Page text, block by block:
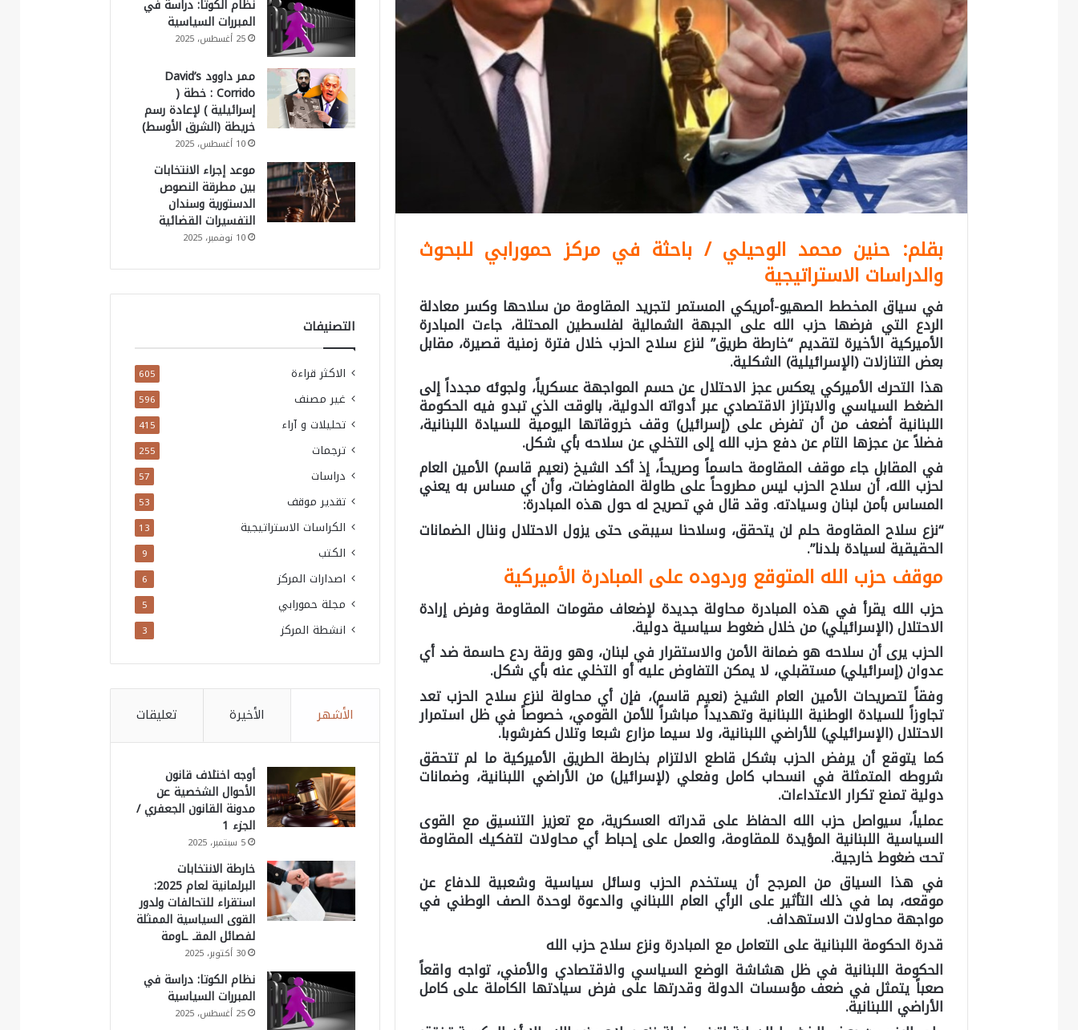
بقلم: حنين محمد الوحيلي / باحثة في مركز حمورابي للبحوث
والدراسات الاستراتيجية
في سياق المخطط الصهيو-أمريكي المستمر لتجريد المقاومة من سلاحها وكسر معادلة
الردع التي فرضها حزب الله على الجبهة الشمالية لفلسطين المحتلة، جاءت المبادرة
الأميركية الأخيرة لتقديم “خارطة طريق” لنزع سلاح الحزب خلال فترة زمنية قصيرة، مقابل
بعض التنازلات (الإسرائيلية) الشكلية.
هذا التحرك الأميركي يعكس عجز الاحتلال عن حسم المواجهة عسكرياً، ولجوئه مجدداً إلى
الضغط السياسي والابتزاز الاقتصادي عبر أدواته الدولية، بالوقت الذي تبدو فيه الحكومة
اللبنانية أضعف من أن تفرض على (إسرائيل) وقف خروقاتها اليومية للسيادة اللبنانية،
فضلاً عن عجزها التام عن دفع حزب الله إلى التخلي عن سلاحه بأي شكل.
في المقابل جاء موقف المقاومة حاسماً وصريحاً، إذ أكد الشيخ (نعيم قاسم) الأمين العام
لحزب الله، أن سلاح الحزب ليس مطروحاً على طاولة المفاوضات، وأن أي مساس به يعني
المساس بأمن لبنان وسيادته. وقد قال في تصريح له حول هذه المبادرة:
“نزع سلاح المقاومة حلم لن يتحقق، وسلاحنا سيبقى حتى يزول الاحتلال وننال الضمانات
الحقيقية لسيادة بلدنا”.
موقف حزب الله المتوقع وردوده على المبادرة الأميركية
حزب الله يقرأ في هذه المبادرة محاولة جديدة لإضعاف مقومات المقاومة وفرض إرادة
الاحتلال (الإسرائيلي) من خلال ضغوط سياسية دولية.
الحزب يرى أن سلاحه هو ضمانة الأمن والاستقرار في لبنان، وهو ورقة ردع حاسمة ضد أي
عدوان (إسرائيلي) مستقبلي، لا يمكن التفاوض عليه أو التخلي عنه بأي شكل.
وفقاً لتصريحات الأمين العام الشيخ (نعيم قاسم)، فإن أي محاولة لنزع سلاح الحزب تعد
تجاوزاً للسيادة الوطنية اللبنانية وتهديداً مباشراً للأمن القومي، خصوصاً في ظل استمرار
الاحتلال (الإسرائيلي) للأراضي اللبنانية، ولا سيما مزارع شبعا وتلال كفرشوبا.
كما يتوقع أن يرفض الحزب بشكل قاطع الالتزام بخارطة الطريق الأميركية ما لم تتحقق
شروطه المتمثلة في انسحاب كامل وفعلي (لإسرائيل) من الأراضي اللبنانية، وضمانات
دولية تمنع تكرار الاعتداءات.
عملياً، سيواصل حزب الله الحفاظ على قدراته العسكرية، مع تعزيز التنسيق مع القوى
السياسية اللبنانية المؤيدة للمقاومة، والعمل على إحباط أي محاولات لتفكيك المقاومة
تحت ضغوط خارجية.
في هذا السياق من المرجح أن يستخدم الحزب وسائل سياسية وشعبية للدفاع عن
موقعه، بما في ذلك التأثير على الرأي العام اللبناني والدعوة لوحدة الصف الوطني في
مواجهة محاولات الاستهداف.
قدرة الحكومة اللبنانية على التعامل مع المبادرة ونزع سلاح حزب الله
الحكومة اللبنانية في ظل هشاشة الوضع السياسي والاقتصادي والأمني، تواجه واقعاً
صعباً يتمثل في ضعف مؤسسات الدولة وقدرتها على فرض سيادتها الكاملة على كامل
الأراضي اللبنانية.
نظام الكوتا: دراسة في
المبررات السياسية
25 أغسطس، 2025
ممر داوود David’s
Corrido : خطة (
إسرائيلية ) لإعادة رسم
خريطة (الشرق الأوسط)
10 أغسطس، 2025
موعد إجراء الانتخابات
بين مطرقة النصوص
الدستورية وسندان
التفسيرات القضائية
10 نوفمبر، 2025
التصنيفات
الاكثر قراءة 605
غير مصنف 596
تحليلات و آراء 415
ترجمات 255
دراسات 57
تقدير موقف 53
الكراسات الاستراتيجية 13
الكتب 9
اصدارات المركز 6
مجلة حمورابي 5
انشطة المركز 3
الأشهر الأخيرة تعليقات
أوجه اختلاف قانون
الأحوال الشخصية عن
مدونة القانون الجعفري /
الجزء 1
5 سبتمبر، 2025
خارطة الانتخابات
البرلمانية لعام 2025:
استقراء للتحالفات ولدور
القوى السياسية الممثلة
لفصائل المقـ ـاومة
30 أكتوبر، 2025
نظام الكوتا: دراسة في
المبررات السياسية
25 أغسطس، 2025